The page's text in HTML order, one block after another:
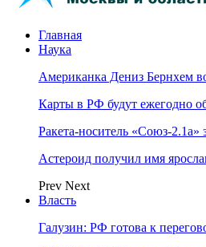
Главная
Наука
Американка Дениз Бернхем
Карты в РФ будут ежегодно
Ракета-носитель «Союз-
Астероид получил имя
Prev Next
Власть
Галузин: РФ готова к